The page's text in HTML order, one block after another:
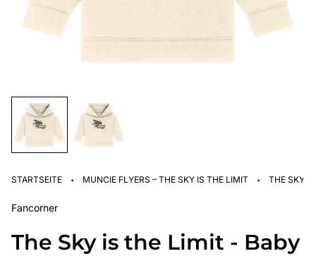
STARTSEITE · MUNCIE FLYERS – THE SKY IS THE LIMIT · THE SKY
Fancorner
The Sky is the Limit - Baby